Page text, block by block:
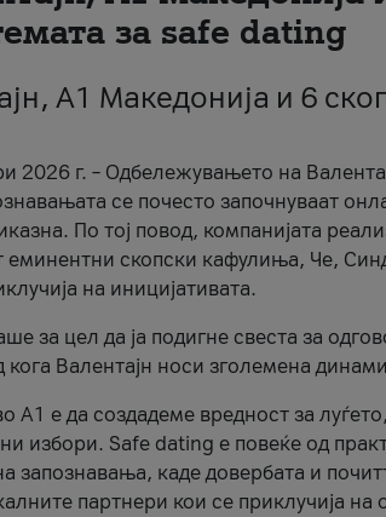
за safe dating
A1 Македонија и 6
2026 г. – Одбележувањето на
се почесто започнуваат
По тој повод, компанијата
еминентни скопски кафулиња, Че,
на иницијативата.
за цел да ја подигне свеста за
Валентајн носи зголемена
А1 е да создадеме вредност за
избори. Safe dating е повеќе од
запознавања, каде довербата и
партнери кои се приклучија на